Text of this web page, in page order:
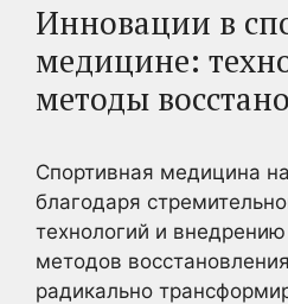
Инновации в
медицине:
методы
Спортивная медицина
благодаря
технологий и
методов
радикально